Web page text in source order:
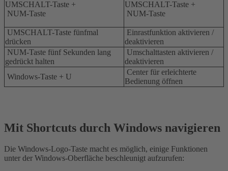
UMSCHALT-Taste +
NUM-Taste
UMSCHALT-Taste +
NUM-Taste
UMSCHALT-Taste fünfmal
drücken
Einrastfunktion aktivieren /
deaktivieren
NUM-Taste fünf Sekunden lang
gedrückt halten
Umschalttasten aktivieren /
deaktivieren
Windows-Taste + U
Center für erleichterte
Bedienung öffnen
Mit Shortcuts durch Windows navigieren
Die Windows-Logo-Taste macht es möglich, einige Funktionen
unter der Windows-Oberfläche beschleunigt aufzurufen: